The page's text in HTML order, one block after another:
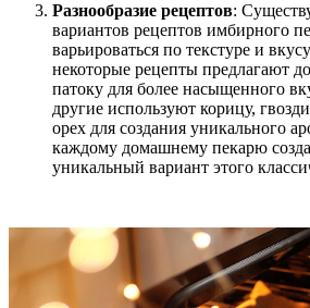
Разнообразие рецептов:
вариантов рецептов имбирного
варьироваться по текстуре и
некоторые рецепты предлагают
патоку для более насыщенного
другие используют корицу,
орех для создания уникального
каждому домашнему пекарю
уникальный вариант этого